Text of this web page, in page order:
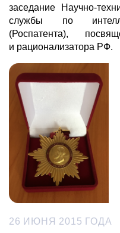
заседание Научно-
службы по
(Роспатента),
и рационализатора РФ.
26 ИЮНЯ 2015 ГОДА